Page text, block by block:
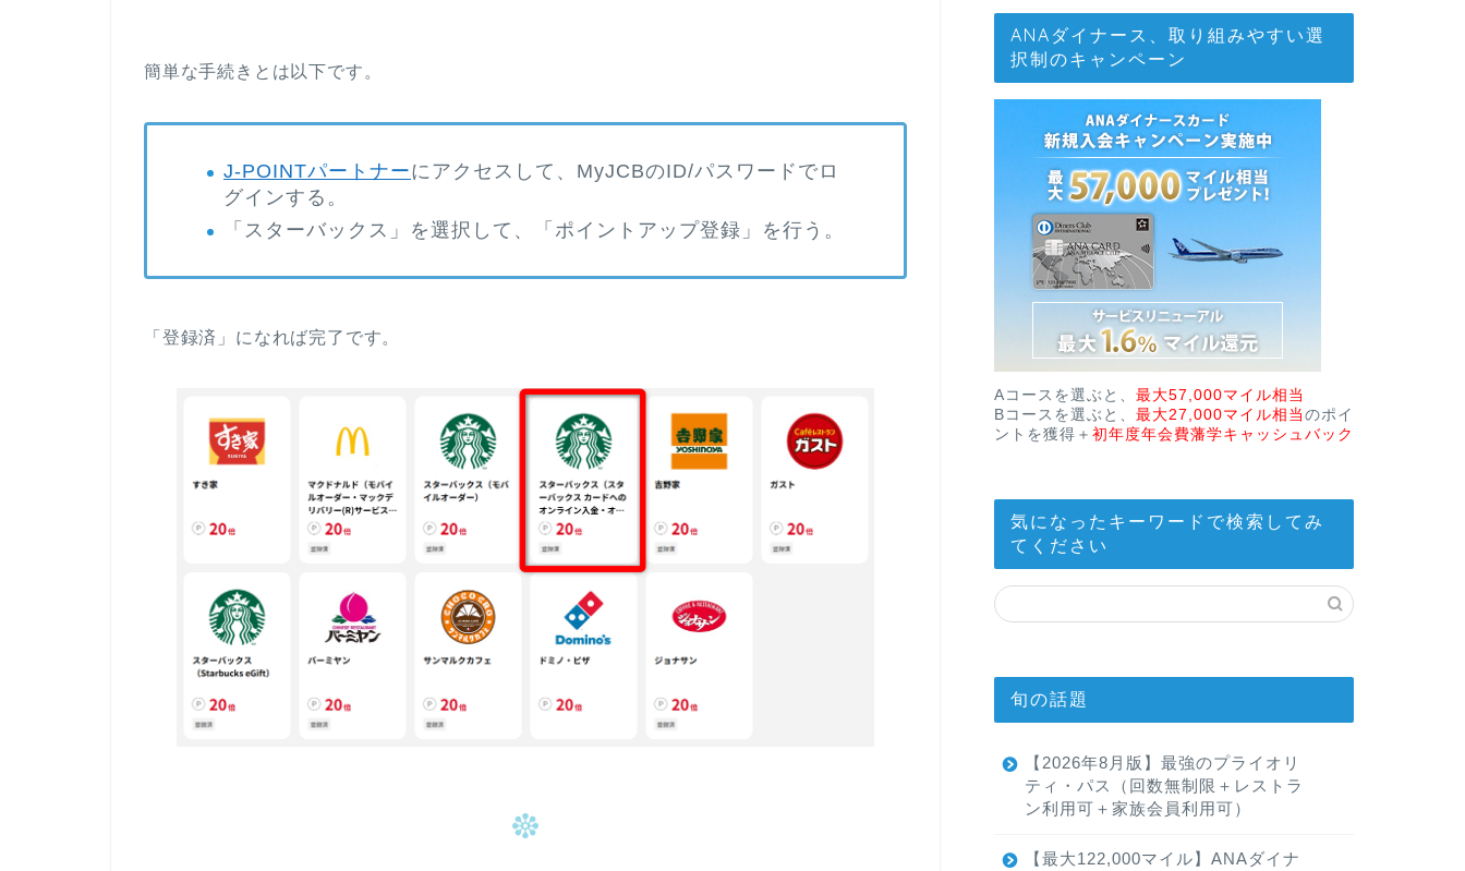
簡単な手続きとは以下です。
J-POINTパートナーにアクセスして、MyJCBのID/パスワードでロ
グインする。
「スターバックス」を選択して、「ポイントアップ登録」を行う。
「登録済」になれば完了です。
ANAダイナース、取り組みやすい選
択制のキャンペーン
Aコースを選ぶと、 最大57,000マイル相当
Bコースを選ぶと、 最大27,000マイル相当 のポイ
ントを獲得＋ 初年度年会費藩学キャッシュバック
気になったキーワードで検索してみ
てください
旬の話題
【2026年8月版】最強のプライオリ
ティ・パス（回数無制限＋レストラ
ン利用可＋家族会員利用可）
【最大122,000マイル】ANAダイナ